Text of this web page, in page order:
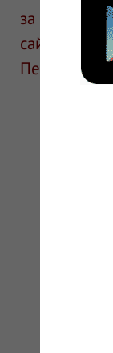
за
сайте для
Перед